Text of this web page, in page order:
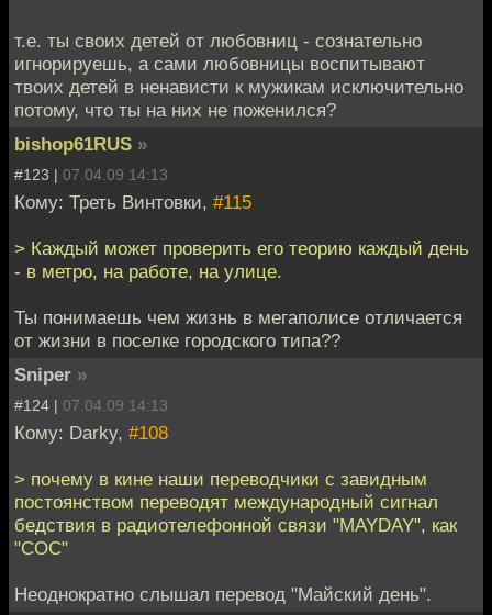
т.е. ты своих детей от любовниц - сознательно
игнорируешь, а сами любовницы воспитывают
твоих детей в ненависти к мужикам исключительно
потому, что ты на них не поженился?
bishop61RUS »
#123 | 07.04.09 14:13
Кому: Треть Винтовки, #115
> Каждый может проверить его теорию каждый день
- в метро, на работе, на улице.
Ты понимаешь чем жизнь в мегаполисе отличается
от жизни в поселке городского типа??
Sniper »
#124 | 07.04.09 14:13
Кому: Darky, #108
> почему в кине наши переводчики с завидным
постоянством переводят международный сигнал
бедствия в радиотелефонной связи "MAYDAY", как
"СОС"
Неоднократно слышал перевод "Майский день".